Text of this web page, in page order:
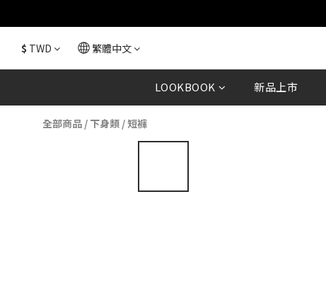
$ TWD 繁體中文
LOOKBOOK 新品上市
全部商品 / 下身類 /短褲